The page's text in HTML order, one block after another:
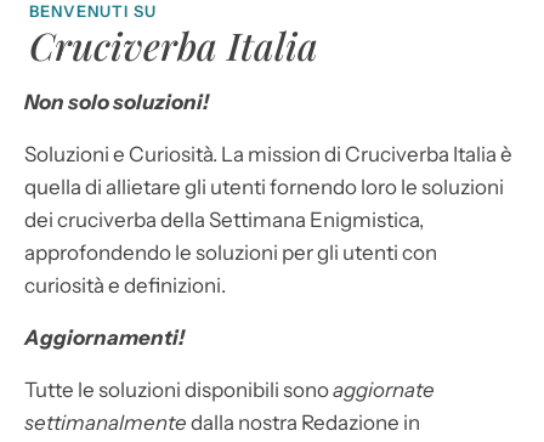
BENVENUTI SU
Cruciverba Italia
Non solo soluzioni!
Soluzioni e Curiosità. La mission di Cruciverba Italia è
quella di allietare gli utenti fornendo loro le soluzioni
dei cruciverba della Settimana Enigmistica,
approfondendo le soluzioni per gli utenti con
curiosità e definizioni.
Aggiornamenti!
Tutte le soluzioni disponibili sonoaggiornate
settimanalmente dalla nostra Redazione in